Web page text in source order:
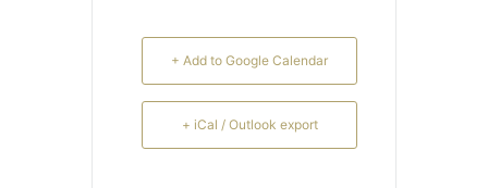
+ Add to Google Calendar
+ iCal / Outlook export